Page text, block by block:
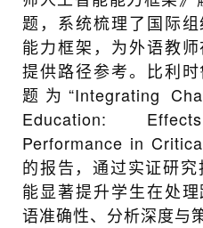
题，系统梳理了国际
能力框架，为外语教
提供路径参考。比利
题为“Integrating
Education:
Performance in
的报告，通过实证研
能显著提升学生在处
语准确性、分析深度与